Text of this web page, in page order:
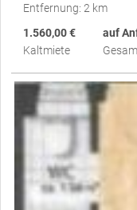
Entfernung: 2 km
1.560,00 €
Kaltmiete
auf